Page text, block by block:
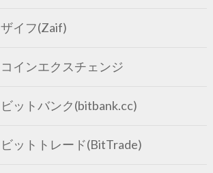
ザイフ(Zaif)
コインエクスチェンジ
ビットバンク(bitbank.cc)
ビットトレード(BitTrade)